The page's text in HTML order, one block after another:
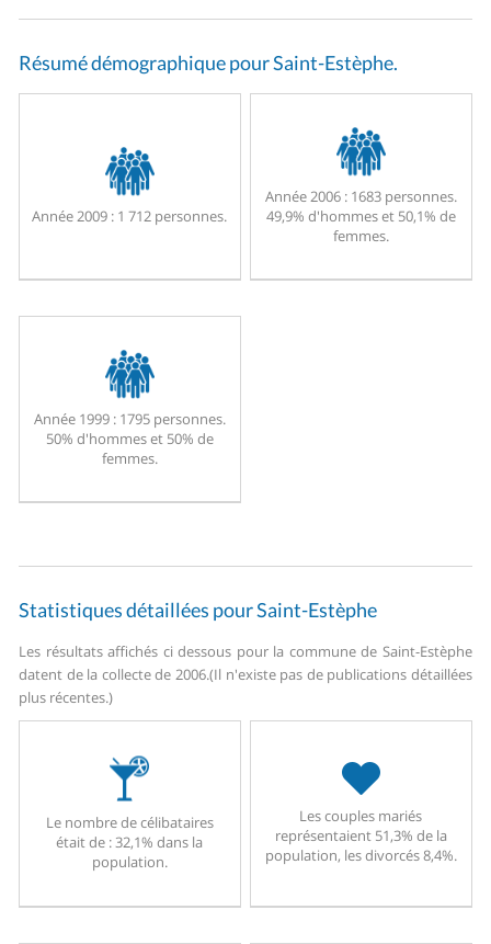
Résumé démographique pour Saint-Estèphe.
Année 2009 : 1 712 personnes.
Année 2006 :1683 personnes.
49,9% d'hommes et 50,1% de
femmes.
Année 1999 :1795 personnes.
50% d'hommes et 50% de
femmes.
Statistiques détaillées pour Saint-Estèphe
Les résultats affichés ci dessous pour la commune de Saint-Estèphe
datent de la collecte de 2006.(Il n'existe pas de publications détaillées
plus récentes.)
Le nombre de célibataires
était de : 32,1% dans la
population.
Les couples mariés
représentaient 51,3% de la
population, les divorcés 8,4%.